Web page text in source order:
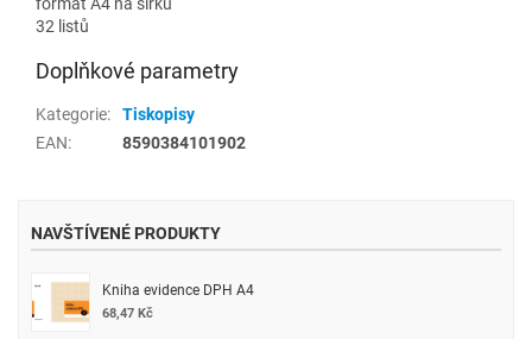
32 listů
Doplňkové parametry
Kategorie:
Tiskopisy
EAN: 8590384101902
NAVŠTÍVENÉ PRODUKTY
Kniha evidence DPH A4
68,47 Kč